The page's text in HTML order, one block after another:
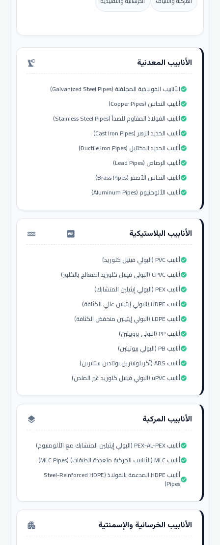
الأنابيب المعدنية precision_manufacturing
الأنابيب الفولاذية المجلفنة (Galvanized Steel Pipes)check_circle
أنابيب النحاس (Copper Pipes)check_circle
أنابيب الفولاذ المقاوم للصدأ (Stainless Steel Pipes)check_circle
أنابيب الحديد الزهر (Cast Iron Pipes)check_circle
أنابيب الحديد الدكتايل (Ductile Iron Pipes)check_circle
أنابيب الرصاص (Lead Pipes)check_circle
أنابيب النحاس الأصفر (Brass Pipes)check_circle
أنابيب الألومنيوم (Aluminum Pipes)check_circle
الأنابيب البلاستيكية water_pump
أنابيب PVC (البولي فينيل كلوريد)check_circle
أنابيب CPVC (البولي فينيل كلوريد المعالج بالكلور)check_circle
أنابيب PEX (البولي إيثيلين المتشابك)check_circle
أنابيب HDPE (البولي إيثيلين عالي الكثافة)check_circle
أنابيب LDPE (البولي إيثيلين منخفض الكثافة)check_circle
أنابيب PP (البولي بروبيلين)check_circle
أنابيب PB (البولي بيوتيلين)check_circle
أنابيب ABS (أكريلونيتريل بوتادين ستايرين)check_circle
أنابيب uPVC (البولي فينيل كلوريد غير الملدن)check_circle
الأنابيب المركبة layers
أنابيب PEX-AL-PEX (البولي إيثيلين المتشابك مع الألومنيوم)check_circle
أنابيب MLC (الأنابيب المركبة متعددة الطبقات) (MLC Pipes)check_circle
أنابيب HDPE المدعمة بالفولاذ (Steel-Reinforced HDPE
Pipes)check_circle
الأنابيب الخرسانية والإسمنتية apartment